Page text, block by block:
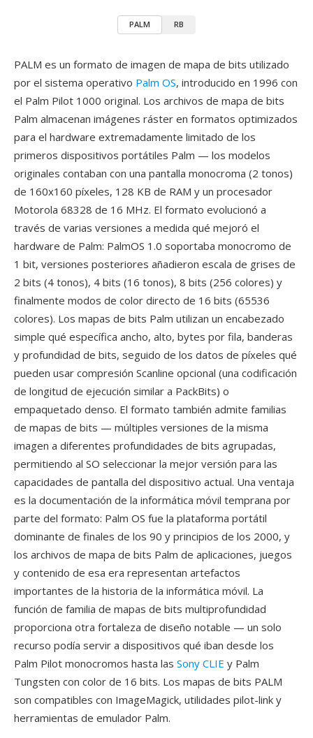
PALM RB
PALM es un formato de imagen de mapa de bits utilizado
por el sistema operativo Palm OS, introducido en 1996 con
el Palm Pilot 1000 original. Los archivos de mapa de bits
Palm almacenan imágenes ráster en formatos optimizados
para el hardware extremadamente limitado de los
primeros dispositivos portátiles Palm — los modelos
originales contaban con una pantalla monocroma (2 tonos)
de 160x160 píxeles, 128 KB de RAM y un procesador
Motorola 68328 de 16 MHz. El formato evolucionó a
través de varias versiones a medida qué mejoró el
hardware de Palm: PalmOS 1.0 soportaba monocromo de
1 bit, versiones posteriores añadieron escala de grises de
2 bits (4 tonos), 4 bits (16 tonos), 8 bits (256 colores) y
finalmente modos de color directo de 16 bits (65536
colores). Los mapas de bits Palm utilizan un encabezado
simple qué específica ancho, alto, bytes por fila, banderas
y profundidad de bits, seguido de los datos de píxeles qué
pueden usar compresión Scanline opcional (una codificación
de longitud de ejecución similar a PackBits) o
empaquetado denso. El formato también admite familias
de mapas de bits — múltiples versiones de la misma
imagen a diferentes profundidades de bits agrupadas,
permitiendo al SO seleccionar la mejor versión para las
capacidades de pantalla del dispositivo actual. Una ventaja
es la documentación de la informática móvil temprana por
parte del formato: Palm OS fue la plataforma portátil
dominante de finales de los 90 y principios de los 2000, y
los archivos de mapa de bits Palm de aplicaciones, juegos
y contenido de esa era representan artefactos
importantes de la historia de la informática móvil. La
función de familia de mapas de bits multiprofundidad
proporciona otra fortaleza de diseño notable — un solo
recurso podía servir a dispositivos qué iban desde los
Palm Pilot monocromos hasta las Sony CLIE y Palm
Tungsten con color de 16 bits. Los mapas de bits PALM
son compatibles con ImageMagick, utilidades pilot-link y
herramientas de emulador Palm.